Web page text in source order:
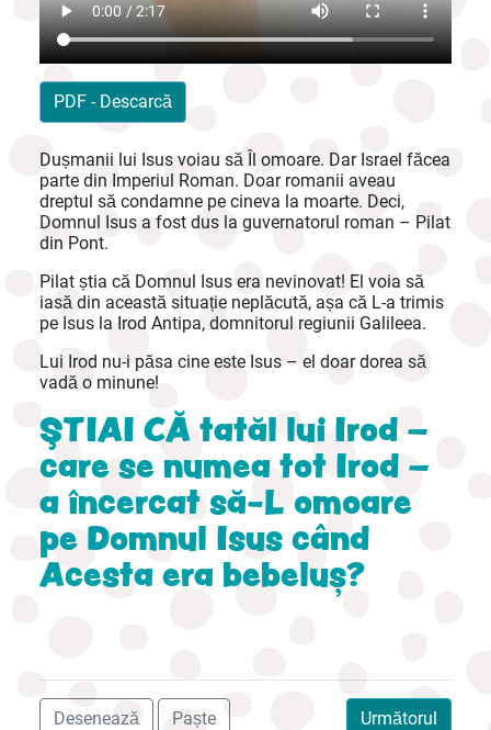
PDF - Descarcă
Dușmanii lui Isus voiau să Îl omoare. Dar Israel făcea
parte din Imperiul Roman. Doar romanii aveau
dreptul să condamne pe cineva la moarte. Deci,
Domnul Isus a fost dus la guvernatorul roman – Pilat
din Pont.
Pilat știa că Domnul Isus era nevinovat! El voia să
iasă din această situație neplăcută, așa că L-a trimis
pe Isus la Irod Antipa, domnitorul regiunii Galileea.
Lui Irod nu-i păsa cine este Isus – el doar dorea să
vadă o minune!
ŞTIAI CĂ tatăl lui Irod –
care se numea tot Irod –
a încercat să-L omoare
pe Domnul Isus când
Acesta era bebeluș?
Următorul
Desenează Paște